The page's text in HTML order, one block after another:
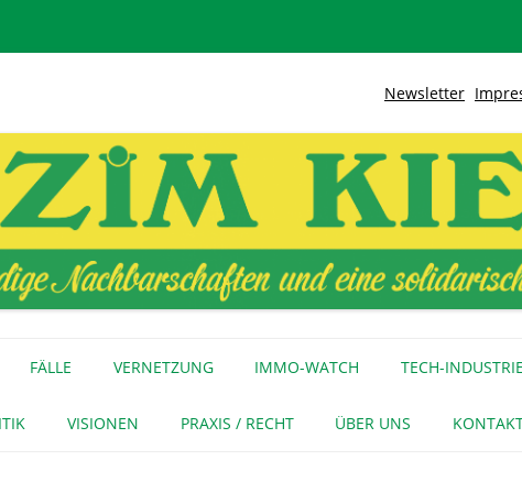
Newsletter
Inhalt
springen
MEDIENECHO
FÄLLE
GEWERBE
VERNETZUNG
INITIATIVEN
IMMO-WATCH TECH-INDUSTRIE
VISIONEN PRAXIS / RECHT ÜBER UNS